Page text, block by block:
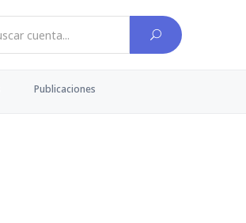
Publicaciones